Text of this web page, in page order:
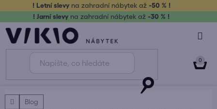
obsah
! Letní slevy na zahradní nábytek až-50 % !
! Jarní slevy na zahradní nábytek až -30 % !
DomůBlog